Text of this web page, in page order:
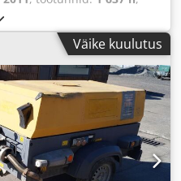
Väike kuulutus